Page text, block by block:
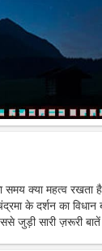
क्या महत्व रखता
के दर्शन का विधान
जुड़ी सारी ज़रूरी